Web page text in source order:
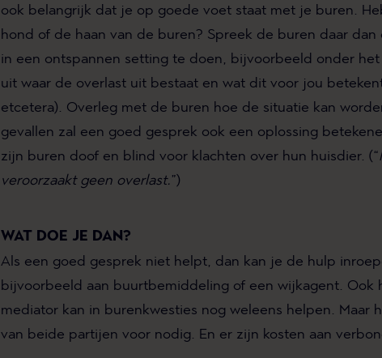
ook belangrijk dat je op goede voet staat met je buren.
hond of de haan van de buren? Spreek de buren daar
in een ontspannen setting te doen, bijvoorbeeld onder
uit waar de overlast uit bestaat en wat dit voor jou
etcetera). Overleg met de buren hoe de situatie kan
gevallen zal een goed gesprek ook een oplossing
zijn buren doof en blind voor klachten over hun huisdier. (“
veroorzaakt geen overlast. ”)
WAT DOE JE DAN?
Als een goed gesprek niet helpt, dan kan je de hulp
bijvoorbeeld aan buurtbemiddeling of een wijkagent. Ook
mediator kan in burenkwesties nog weleens helpen. Maar
van beide partijen voor nodig. En er zijn kosten aan